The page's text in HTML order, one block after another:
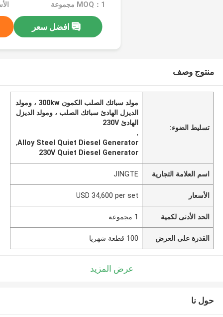
MOQ：1 مجموعة
افضل سعر
منتوج وصف
تسليط الضوء:
مولد سبائك الصلب الكمون 300kw ، ومولد
الديزل الهادئ سبائك الصلب ، ومولد الديزل
الهادئ 230V
,
Alloy Steel Quiet Diesel Generator
,
230V Quiet Diesel Generator
اسم العلامة التجارية JINGTE
الأسعار USD 34,600 per set
الحد الأدنى لكمية 1 مجموعة
القدرة على العرض 100 قطعة شهريا
عرض المزيد
حول نا